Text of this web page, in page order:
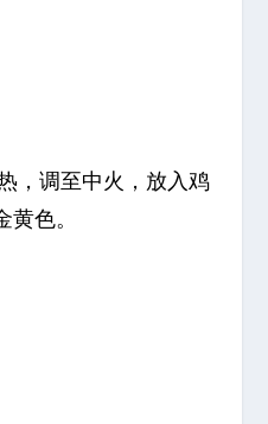
，调至中火，放入鸡
色。